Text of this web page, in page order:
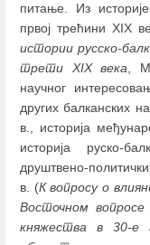
питање. Из
првој трећини XIX
истории русско-
трети XIX века,
научног
других балканских
в., историја
историја руско-
друштвено-
в. (К вопросу о
Восточном
княжества в 30-е